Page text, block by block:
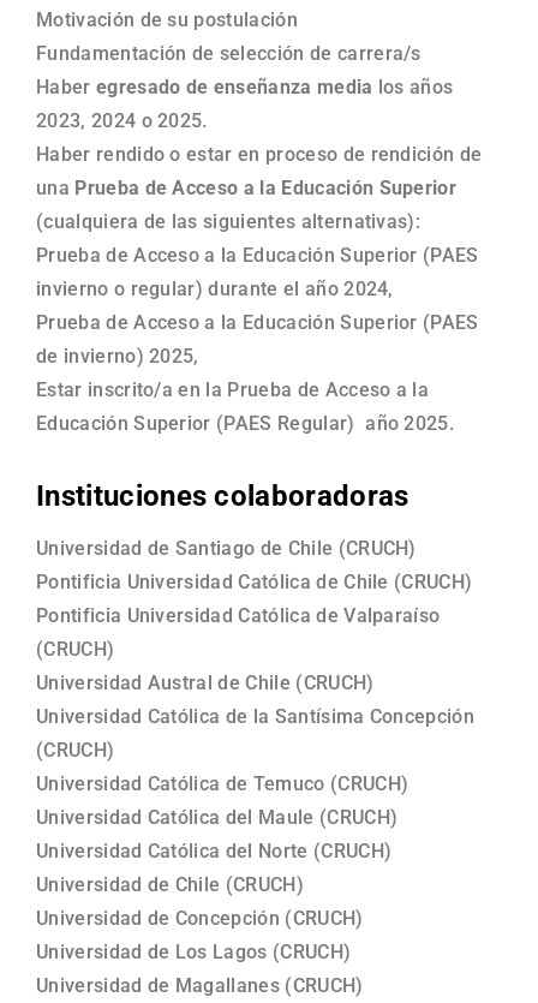
Motivación de su postulación
Fundamentación de selección de carrera/s
Haber egresado de enseñanza media los años
2023, 2024 o 2025.
Haber rendido o estar en proceso de rendición de
una Prueba de Acceso a la Educación Superior
(cualquiera de las siguientes alternativas):
Prueba de Acceso a la Educación Superior (PAES
invierno o regular) durante el año 2024,
Prueba de Acceso a la Educación Superior (PAES
de invierno) 2025,
Estar inscrito/a en la Prueba de Acceso a la
Educación Superior (PAES Regular) año 2025.
Instituciones colaboradoras
Universidad de Santiago de Chile (CRUCH)
Pontificia Universidad Católica de Chile (CRUCH)
Pontificia Universidad Católica de Valparaíso
(CRUCH)
Universidad Austral de Chile (CRUCH)
Universidad Católica de la Santísima Concepción
(CRUCH)
Universidad Católica de Temuco (CRUCH)
Universidad Católica del Maule (CRUCH)
Universidad Católica del Norte (CRUCH)
Universidad de Chile (CRUCH)
Universidad de Concepción (CRUCH)
Universidad de Los Lagos (CRUCH)
Universidad de Magallanes (CRUCH)